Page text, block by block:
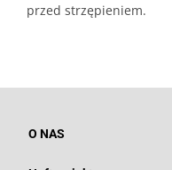
przed strzępieniem.
O NAS